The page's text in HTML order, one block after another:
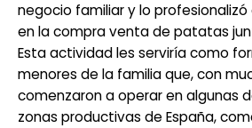
negocio familiar y lo
en la compra venta de patatas
Esta actividad les serviría como
menores de la familia que, con
comenzaron a operar en algunas
zonas productivas de España,